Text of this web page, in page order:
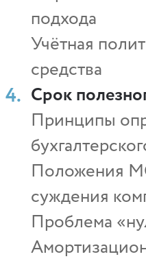
подхода
Учётная
средства
Срок
Принципы
Положения
суждения
Проблема